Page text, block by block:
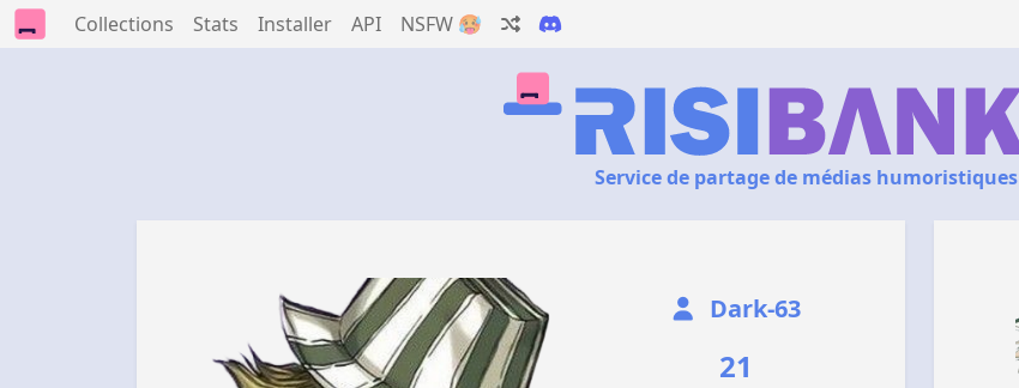
Collections Stats Installer API NSFW 🥵
Service de partage de médias humoristiques
Dark-63
21